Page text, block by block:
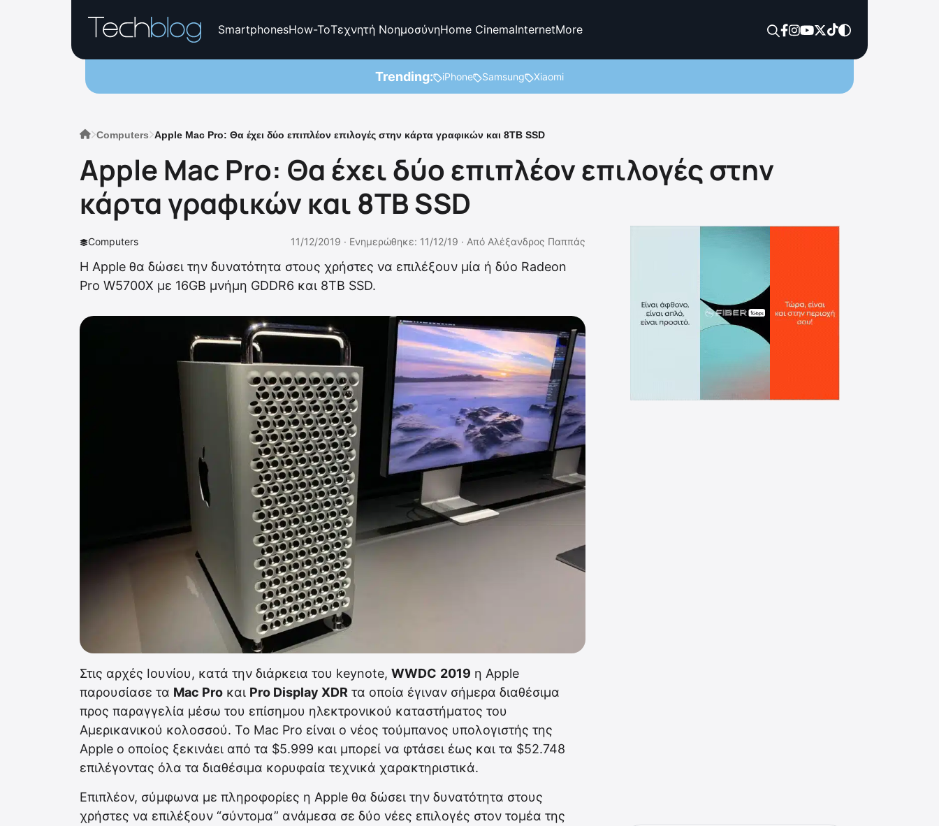
SmartphonesHow-ToΤεχνητή ΝοημοσύνηHome CinemaInternetMore
Trending: iPhone Samsung Xiaomi
Computers Apple Mac Pro: Θα έχει δύο επιπλέον επιλογές στην κάρτα γραφικών και 8TB SSD
Apple Mac Pro: Θα έχει δύο επιπλέον επιλογές στην
κάρτα γραφικών και 8TB SSD
Computers 11/12/2019 · Ενημερώθηκε: 11/12/19 · Από Αλέξανδρος Παππάς
Η Apple θα δώσει την δυνατότητα στους χρήστες να επιλέξουν μία ή δύο Radeon
Pro W5700X με 16GB μνήμη GDDR6 και 8TB SSD.
Στις αρχές Ιουνίου, κατά την διάρκεια του keynote, WWDC 2019 η Apple
παρουσίασε τα Mac Pro και Pro Display XDR τα οποία έγιναν σήμερα διαθέσιμα
προς παραγγελία μέσω του επίσημου ηλεκτρονικού καταστήματος του
Αμερικανικού κολοσσού. Το Mac Pro είναι ο νέος τούμπανος υπολογιστής της
Apple ο οποίος ξεκινάει από τα $5.999 και μπορεί να φτάσει έως και τα $52.748
επιλέγοντας όλα τα διαθέσιμα κορυφαία τεχνικά χαρακτηριστικά.
Επιπλέον, σύμφωνα με πληροφορίες η Apple θα δώσει την δυνατότητα στους
χρήστες να επιλέξουν “σύντομα” ανάμεσα σε δύο νέες επιλογές στον τομέα της